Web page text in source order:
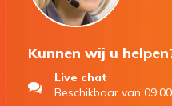
Kunnen wij u
Live chat
Beschikbaar van